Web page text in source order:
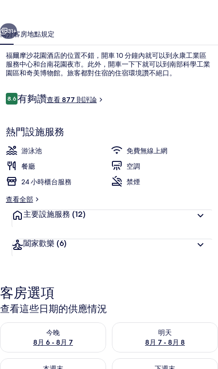
店
的
相
片
集
個 下一個
31+
簡介客房地點規定
福爾摩沙花園酒店的位置不錯，開車 10 分鐘內就可以到永康工業區
服務中心和台南花園夜市。此外，開車一下下就可以到南部科學工業
園區和奇美博物館。旅客都對住宿的住宿環境讚不絕口。
評
論
8.68.6 分，滿分 10 分，
有夠讚查看 877 則評論
熱門設施服務
游泳池
免費無線上網
餐廳
空調
24 小時櫃台服務
禁煙
查看全部
主要設施服務 (12)
闔家歡樂 (6)
客房選項
查看這些日期的供應情況
今晚
8月 6 - 8月 7
查看今晚 (8月 6 - 8月 7) 的供應情況
明天
8月 7 - 8月 8
查看明天 (8月 7 - 8月 8) 的供
查看本週末 (8月 7 - 8月 9) 的供應情況查看下週末 (8月 14 - 8月 16)